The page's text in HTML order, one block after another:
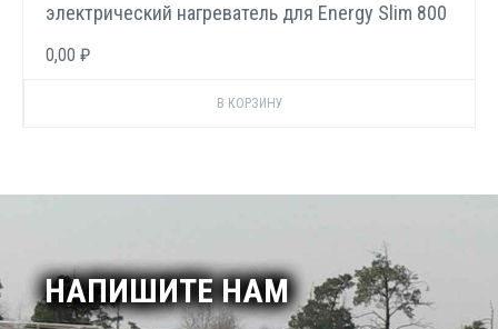
электрический нагреватель для Energy Slim 800
0,00 ₽
НАПИШИТЕ НАМ